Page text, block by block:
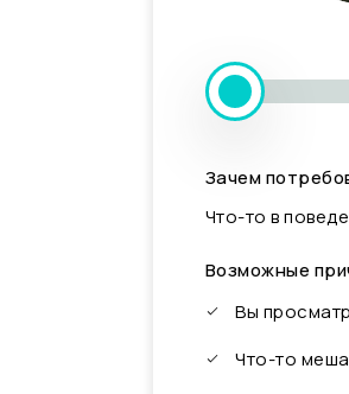
Зачем
Что-то в
Возможные
Вы
Что-то